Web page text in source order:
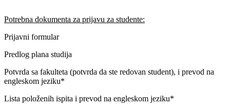
Potrebna dokumenta za prijavu za studente:
Prijavni formular
Predlog plana studija
Potvrda sa fakulteta (potvrda da ste redovan student), i prevod na
engleskom jeziku*
Lista položenih ispita i prevod na engleskom jeziku*